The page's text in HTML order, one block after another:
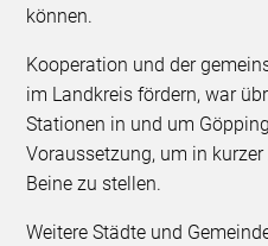
können.
Kooperation und der
im Landkreis fördern, war
Stationen in und um
Voraussetzung, um in
Beine zu stellen.
Weitere Städte und